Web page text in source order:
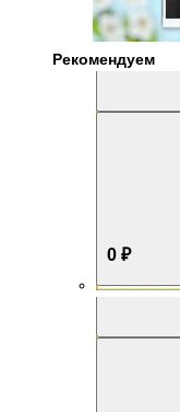
Рекомендуем
0 ₽